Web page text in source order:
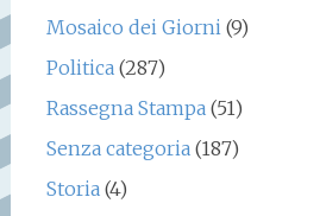
Mosaico dei Giorni(9)
Politica(287)
Rassegna Stampa(51)
Senza categoria(187)
Storia(4)